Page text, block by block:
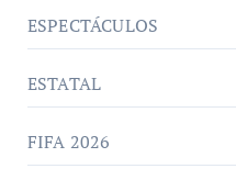
ESPECTÁCULOS
ESTATAL
FIFA 2026